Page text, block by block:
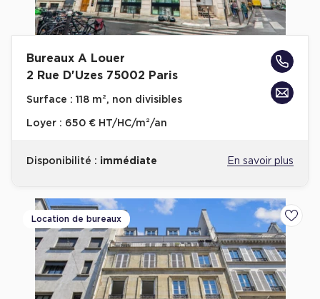
Bureaux A Louer
2 Rue D'Uzes 75002 Paris
Surface : 118 m², non divisibles
Loyer : 650 € HT/HC/m²/an
Disponibilité : immédiate En savoir plus
Location de bureaux